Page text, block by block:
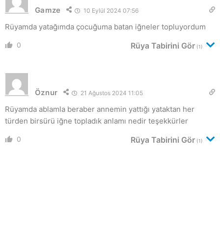
Gamze 10 Eylül 2024 07:56
Rüyamda yatağımda çocuğuma batan iğneler topluyordum
0 Rüya Tabirini Gör (1)
Öznur 21 Ağustos 2024 11:05
Rüyamda ablamla beraber annemin yattığı yataktan her
türden birsürü iğne topladık anlamı nedir teşekkürler
0 Rüya Tabirini Gör (1)